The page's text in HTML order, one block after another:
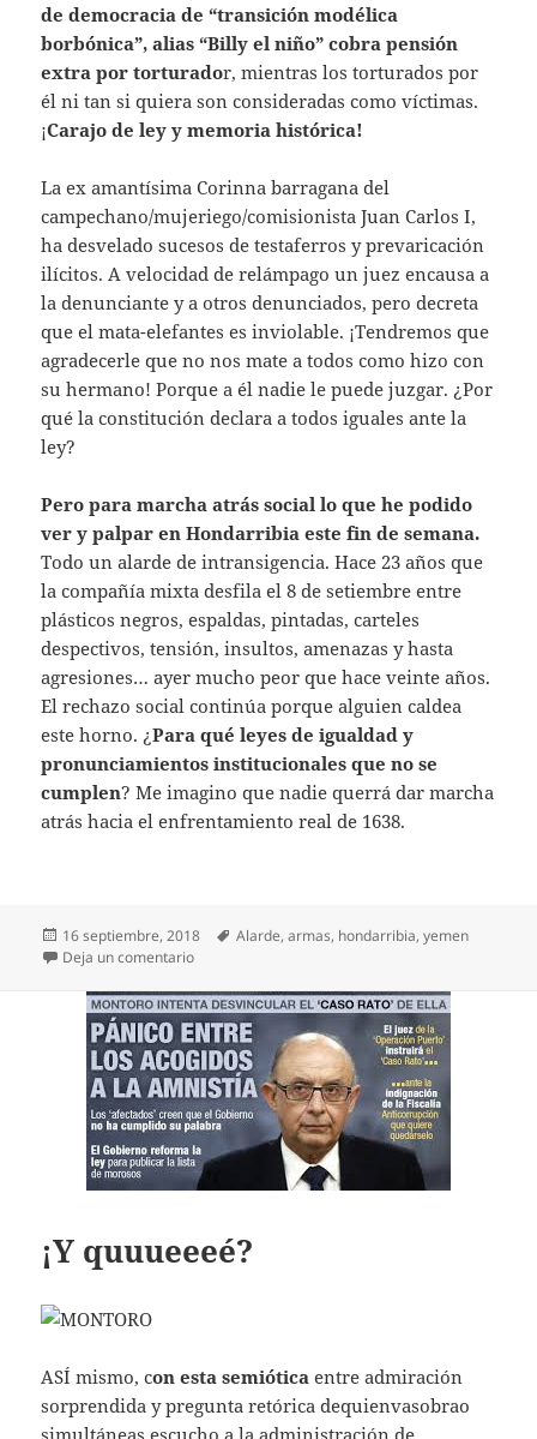
de democracia de “transición modélica
borbónica”, alias “Billy el niño” cobra pensión
extra por torturador, mientras los torturados por
él ni tan si quiera son consideradas como víctimas.
¡Carajo de ley y memoria histórica!
La ex amantísima Corinna barragana del
campechano/mujeriego/comisionista Juan Carlos I,
ha desvelado sucesos de testaferros y prevaricación
ilícitos. A velocidad de relámpago un juez encausa a
la denunciante y a otros denunciados, pero decreta
que el mata-elefantes es inviolable. ¡Tendremos que
agradecerle que no nos mate a todos como hizo con
su hermano! Porque a él nadie le puede juzgar. ¿Por
qué la constitución declara a todos iguales ante la
ley?
Pero para marcha atrás social lo que he podido
ver y palpar en Hondarribia este fin de semana.
Todo un alarde de intransigencia. Hace 23 años que
la compañía mixta desfila el 8 de setiembre entre
plásticos negros, espaldas, pintadas, carteles
despectivos, tensión, insultos, amenazas y hasta
agresiones… ayer mucho peor que hace veinte años.
El rechazo social continúa porque alguien caldea
este horno. ¿Para qué leyes de igualdad y
pronunciamientos institucionales que no se
cumplen? Me imagino que nadie querrá dar marcha
atrás hacia el enfrentamiento real de 1638.
Publicado
el
16 septiembre, 2018 Etiquetas
Alarde,armas, hondarribia,yemen
Deja un comentarioen Marcha atrás
¡Y quuueeeé?
ASÍ mismo, con esta semiótica entre admiración
sorprendida y pregunta retórica dequienvasobrao
simultáneas escucho a la administración de